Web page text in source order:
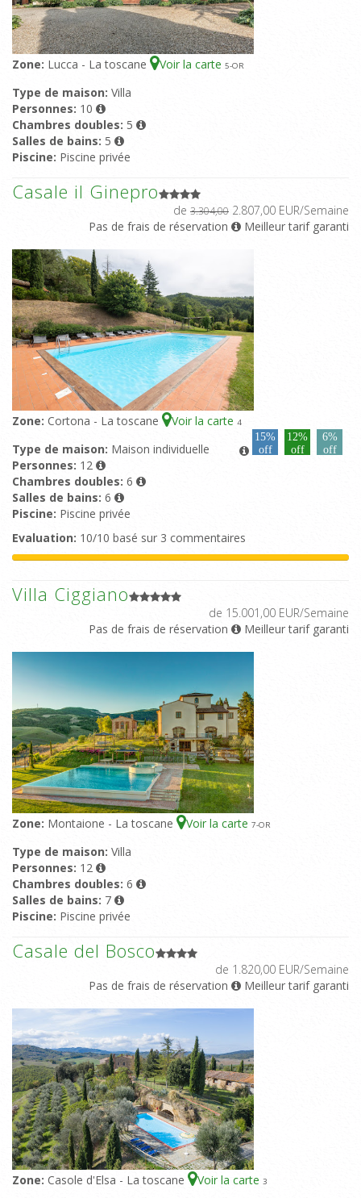
Zone: Lucca - La toscane Voir la carte 5-OR
Type de maison: Villa
Personnes: 10
Chambres doubles: 5
Salles de bains: 5
Piscine: Piscine privée
Casale il Ginepro
de 3.304,00 2.807,00 EUR/Semaine
Pas de frais de réservation
Meilleur tarif garanti
Zone: Cortona - La toscane Voir la carte 4
15%
off
12%
off
6%
off
Type de maison: Maison individuelle
Personnes: 12
Chambres doubles: 6
Salles de bains: 6
Piscine: Piscine privée
Evaluation: 10/10 basé sur 3 commentaires
Villa Ciggiano
de 15.001,00 EUR/Semaine
Pas de frais de réservation
Meilleur tarif garanti
Zone: Montaione - La toscane Voir la carte 7-OR
Type de maison: Villa
Personnes: 12
Chambres doubles: 6
Salles de bains: 7
Piscine: Piscine privée
Casale del Bosco
de 1.820,00 EUR/Semaine
Pas de frais de réservation
Meilleur tarif garanti
Zone: Casole d'Elsa - La toscane Voir la carte 3